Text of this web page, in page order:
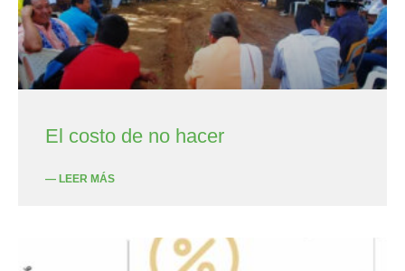
El costo de no hacer
— LEER MÁS